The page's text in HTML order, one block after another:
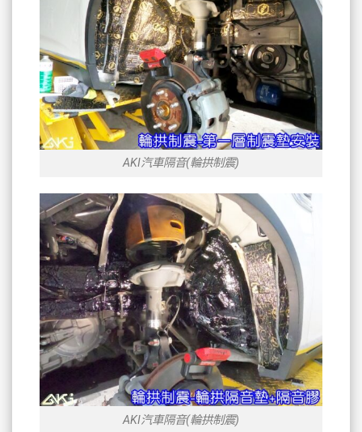
AKI汽車隔音(輪拱制震)
AKI汽車隔音(輪拱制震)